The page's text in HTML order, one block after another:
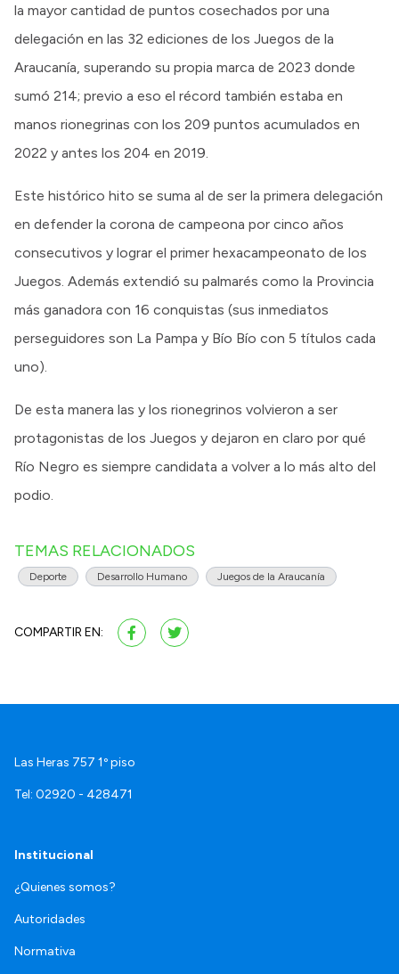
la mayor cantidad de puntos cosechados por una
delegación en las 32 ediciones de los Juegos de la
Araucanía, superando su propia marca de 2023 donde
sumó 214; previo a eso el récord también estaba en
manos rionegrinas con los 209 puntos acumulados en
2022 y antes los 204 en 2019.
Este histórico hito se suma al de ser la primera delegación
en defender la corona de campeona por cinco años
consecutivos y lograr el primer hexacampeonato de los
Juegos. Además extendió su palmarés como la Provincia
más ganadora con 16 conquistas (sus inmediatos
perseguidores son La Pampa y Bío Bío con 5 títulos cada
uno).
De esta manera las y los rionegrinos volvieron a ser
protagonistas de los Juegos y dejaron en claro por qué
Río Negro es siempre candidata a volver a lo más alto del
podio.
TEMAS RELACIONADOS
Deporte Desarrollo Humano Juegos de la Araucanía
COMPARTIR EN:
Las Heras 757 1º piso
Tel: 02920 - 428471
Institucional
¿Quienes somos?
Autoridades
Normativa